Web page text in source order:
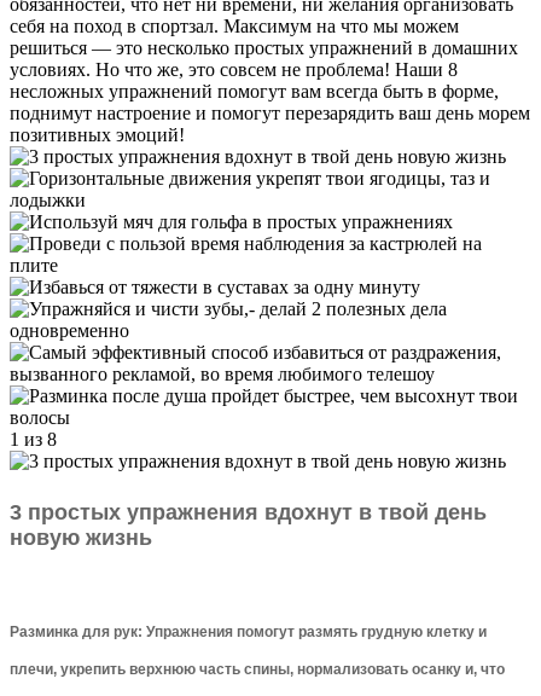
себя на поход в спортзал. Максимум на что мы можем
решиться — это несколько простых упражнений в домашних
условиях. Но что же, это совсем не проблема! Наши 8
несложных упражнений помогут вам всегда быть в форме,
поднимут настроение и помогут перезарядить ваш день морем
позитивных эмоций!
1 из 8
3 простых упражнения вдохнут в твой день
новую жизнь
Разминка для рук: Упражнения помогут размять грудную клетку и
плечи, укрепить верхнюю часть спины, нормализовать осанку и, что